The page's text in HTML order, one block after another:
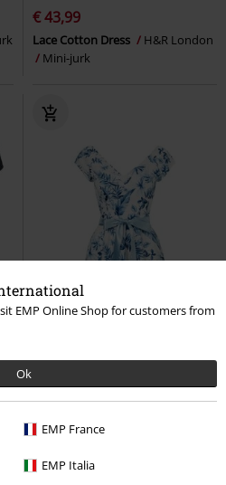
EMP Online Shop for customers from
Ok
EMP France
EMP Italia
€ 43,99
Lace Cotton Dress
H&R London
Mini-jurk
% Bijna uitverkocht
€ 78,99